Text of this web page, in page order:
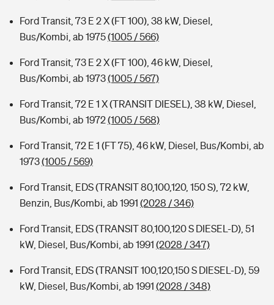
Ford Transit, 73 E 2 X (FT 100), 38 kW, Diesel,
Bus/Kombi, ab 1975(1005 / 566)
Ford Transit, 73 E 2 X (FT 100), 46 kW, Diesel,
Bus/Kombi, ab 1973(1005 / 567)
Ford Transit, 72 E 1 X (TRANSIT DIESEL), 38 kW, Diesel,
Bus/Kombi, ab 1972(1005 / 568)
Ford Transit, 72 E 1 (FT 75), 46 kW, Diesel, Bus/Kombi, ab
1973(1005 / 569)
Ford Transit, EDS (TRANSIT 80,100,120, 150 S), 72 kW,
Benzin, Bus/Kombi, ab 1991 (2028 / 346)
Ford Transit, EDS (TRANSIT 80,100,120 S DIESEL-D), 51
kW, Diesel, Bus/Kombi, ab 1991 (2028 / 347)
Ford Transit, EDS (TRANSIT 100,120,150 S DIESEL-D), 59
kW, Diesel, Bus/Kombi, ab 1991 (2028 / 348)